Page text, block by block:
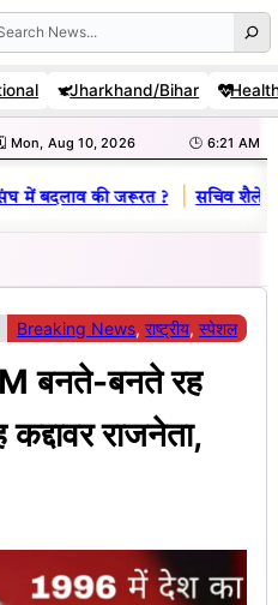
Jharkhand/Bihar
Mon, Aug 10, 2026 🕒 6:21 AM
बदलाव की जरूरत ? | सचिव शैलेंद्र
Breaking News, राष्ट्रीय, स्पेशल
बनते-बनते रह
राजनेता,